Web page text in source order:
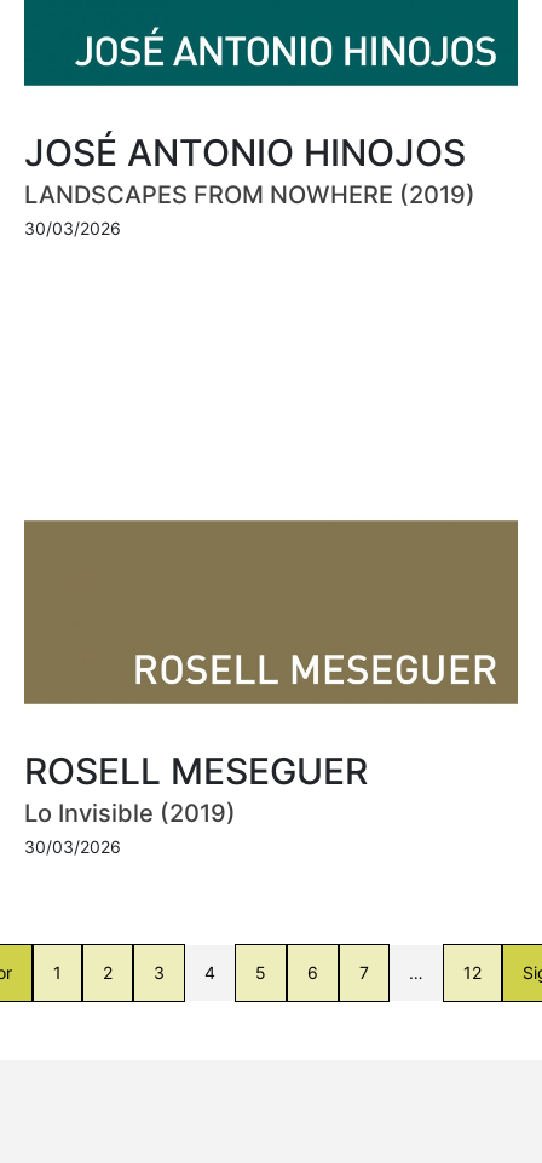
JOSÉ ANTONIO HINOJOS
LANDSCAPES FROM NOWHERE (2019)
30/03/2026
ROSELL MESEGUER
Lo Invisible (2019)
30/03/2026
1 2 3 4 5 6 7 … 12